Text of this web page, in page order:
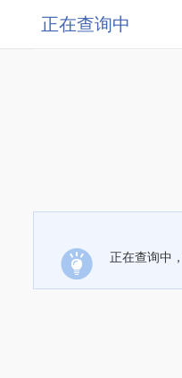
正在查询中
正在查询中